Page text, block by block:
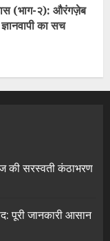
(भाग-२): औरंगज़ेब
का सच
की सरस्वती कंठाभरण
पूरी जानकारी आसान